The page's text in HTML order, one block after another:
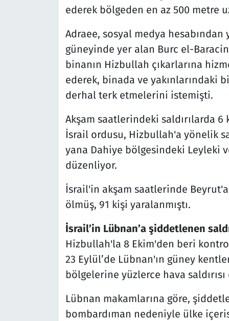
ederek bölgeden en az 500 metre
Adraee, sosyal medya
güneyinde yer alan Burc el-
binanın Hizbullah çıkarlarına
ederek, binada ve yakınlarındaki
derhal terk etmelerini istemişti.
Akşam saatlerindeki saldırılarda
İsrail ordusu, Hizbullah'a yönelik
yana Dahiye bölgesindeki Leyleki
düzenliyor.
İsrail'in akşam saatlerinde
ölmüş, 91 kişi yaralanmıştı.
İsrail’in Lübnan’a şiddetlenen
Hizbullah'la 8 Ekim'den beri
23 Eylül’de Lübnan'ın güney
bölgelerine yüzlerce hava
Lübnan makamlarına göre,
bombardıman nedeniyle ülke